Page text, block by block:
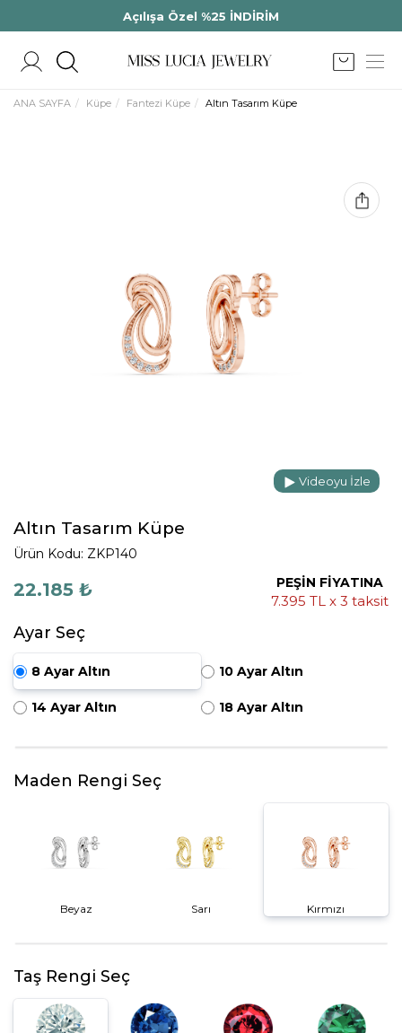
Açılışa Özel %25 İNDİRİM
ANA SAYFA Küpe Fantezi Küpe Altın Tasarım Küpe
Videoyu İzle
Altın Tasarım Küpe
Ürün Kodu: ZKP140
22.185 ₺ PEŞİN FİYATINA
7.395 TL x 3 taksit
Ayar Seç
8 Ayar Altın 10 Ayar Altın
14 Ayar Altın 18 Ayar Altın
Maden Rengi Seç
Beyaz Sarı Kırmızı
Taş Rengi Seç